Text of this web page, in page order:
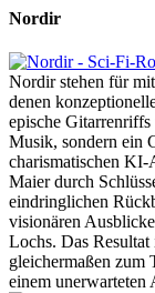
Nordir
Nordir stehen für
denen
epische
Musik, sondern ein
charismatischen
Maier durch
eindringlichen
visionären
Lochs. Das
gleichermaßen zum
einem unerwarteten